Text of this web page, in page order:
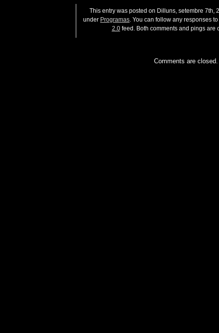
This entry was posted on Dilluns, setembre 7th,
under Programas. You can follow any responses
2.0feed. Both comments and pings are
Comments are closed.